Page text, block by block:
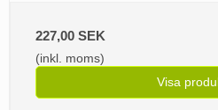
227,00 SEK
(inkl. moms)
Visa